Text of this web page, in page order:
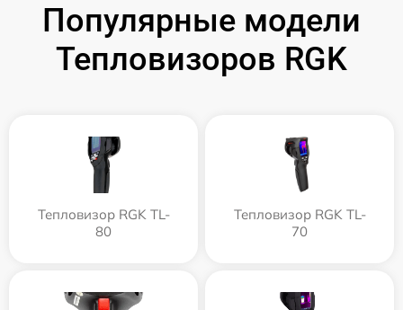
Популярные модели
Тепловизоров RGK
Тепловизор RGK TL-
80
Тепловизор RGK TL-
70